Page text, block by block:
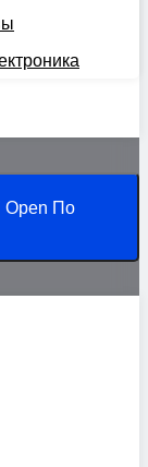
Open По